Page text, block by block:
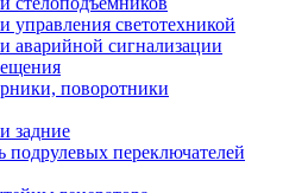
управления светотехникой
аварийной сигнализации
поворотники
задние
подрулевых переключателей